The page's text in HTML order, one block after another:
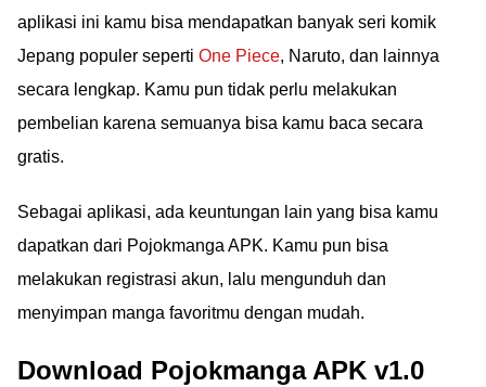
aplikasi ini kamu bisa mendapatkan banyak seri komik
Jepang populer seperti One Piece, Naruto, dan lainnya
secara lengkap. Kamu pun tidak perlu melakukan
pembelian karena semuanya bisa kamu baca secara
gratis.
Sebagai aplikasi, ada keuntungan lain yang bisa kamu
dapatkan dari Pojokmanga APK. Kamu pun bisa
melakukan registrasi akun, lalu mengunduh dan
menyimpan manga favoritmu dengan mudah.
Download Pojokmanga APK v1.0